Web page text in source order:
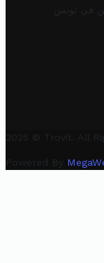
في تونس
2025 © Trovit. All
Powered By